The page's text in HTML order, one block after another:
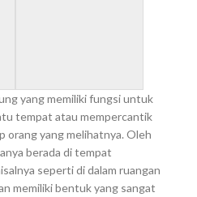
yang memiliki fungsi untuk
tempat atau mempercantik
orang yang melihatnya. Oleh
berada di tempat
seperti di dalam ruangan
memiliki bentuk yang sangat